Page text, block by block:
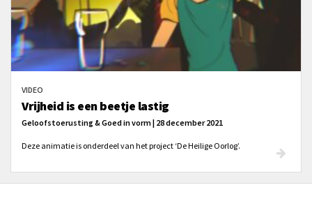
VIDEO
Vrijheid is een beetje lastig
Geloofstoerusting & Goed in vorm | 28 december 2021
Deze animatie is onderdeel van het project ‘De Heilige Oorlog’.